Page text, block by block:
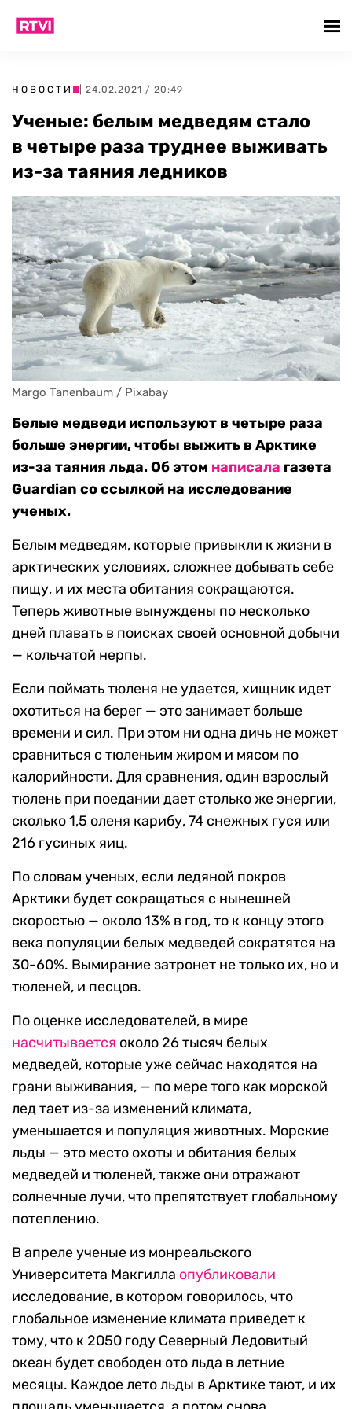
НОВОСТИ | 24.02.2021 / 20:49
Ученые: белым медведям стало
в четыре раза труднее выживать
из-за таяния ледников
Margo Tanenbaum / Pixabay
Белые медведи используют в четыре раза
больше энергии, чтобы выжить в Арктике
из-за таяния льда. Об этом написала газета
Guardian со ссылкой на исследование
ученых.
Белым медведям, которые привыкли к жизни в
арктических условиях, сложнее добывать себе
пищу, и их места обитания сокращаются.
Теперь животные вынуждены по несколько
дней плавать в поисках своей основной добычи
— кольчатой нерпы.
Если поймать тюленя не удается, хищник идет
охотиться на берег — это занимает больше
времени и сил. При этом ни одна дичь не может
сравниться с тюленьим жиром и мясом по
калорийности. Для сравнения, один взрослый
тюлень при поедании дает столько же энергии,
сколько 1,5 оленя карибу, 74 снежных гуся или
216 гусиных яиц.
По словам ученых, если ледяной покров
Арктики будет сокращаться с нынешней
скоростью — около 13% в год, то к концу этого
века популяции белых медведей сократятся на
30-60%. Вымирание затронет не только их, но и
тюленей, и песцов.
По оценке исследователей, в мире
насчитывается около 26 тысяч белых
медведей, которые уже сейчас находятся на
грани выживания, — по мере того как морской
лед тает из-за изменений климата,
уменьшается и популяция животных. Морские
льды — это место охоты и обитания белых
медведей и тюленей, также они отражают
солнечные лучи, что препятствует глобальному
потеплению.
В апреле ученые из монреальского
Университета Макгилла опубликовали
исследование, в котором говорилось, что
глобальное изменение климата приведет к
тому, что к 2050 году Северный Ледовитый
океан будет свободен ото льда в летние
месяцы. Каждое лето льды в Арктике тают, и их